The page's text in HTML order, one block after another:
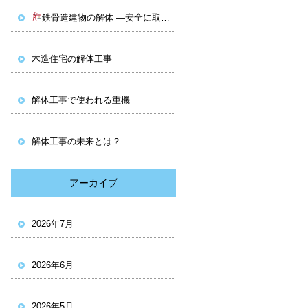
鉄骨造建物の解体 ―安全に取り壊すための技術と工夫
木造住宅の解体工事
解体工事で使われる重機
解体工事の未来とは？
アーカイブ
2026年7月
2026年6月